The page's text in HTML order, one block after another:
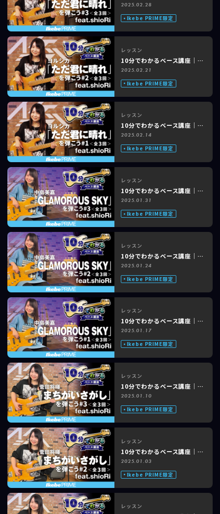
2025.02.28
Ikebe PRIME限定
レッスン
10分でわかるベース講座｜ヨルシカ「ただ君に晴れ」feat. shioRi #2 of 3
2025.02.21
Ikebe PRIME限定
レッスン
10分でわかるベース講座｜ヨルシカ「ただ君に晴れ」feat. shioRi #1 of 3
2025.02.14
Ikebe PRIME限定
レッスン
10分でわかるベース講座｜中島美嘉「GLAMOROUS SKY」feat. shioRi #3 of 3
2025.01.31
Ikebe PRIME限定
レッスン
10分でわかるベース講座｜中島美嘉「GLAMOROUS SKY」feat. shioRi #2 of 3
2025.01.24
Ikebe PRIME限定
レッスン
10分でわかるベース講座｜中島美嘉「GLAMOROUS SKY」feat. shioRi #1 of 3
2025.01.17
Ikebe PRIME限定
レッスン
10分でわかるベース講座｜菅田将暉「まちがいさがし」feat. shioRi #3 of 3
2025.01.10
Ikebe PRIME限定
レッスン
10分でわかるベース講座｜菅田将暉「まちがいさがし」feat. shioRi #2 of 3
2025.01.03
Ikebe PRIME限定
レッスン